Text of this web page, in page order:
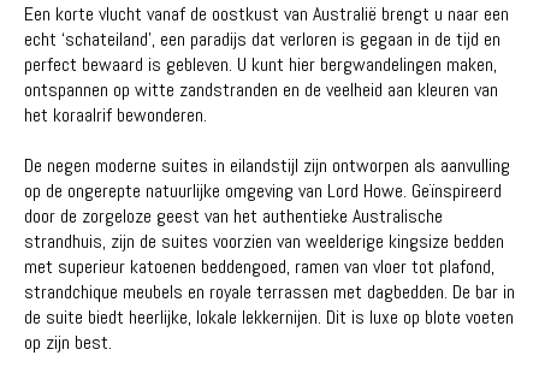
Een korte vlucht vanaf de oostkust van Australië brengt u naar een
echt ‘schateiland’, een paradijs dat verloren is gegaan in de tijd en
perfect bewaard is gebleven. U kunt hier bergwandelingen maken,
ontspannen op witte zandstranden en de veelheid aan kleuren van
het koraalrif bewonderen.
De negen moderne suites in eilandstijl zijn ontworpen als aanvulling
op de ongerepte natuurlijke omgeving van Lord Howe. Geïnspireerd
door de zorgeloze geest van het authentieke Australische
strandhuis, zijn de suites voorzien van weelderige kingsize bedden
met superieur katoenen beddengoed, ramen van vloer tot plafond,
strandchique meubels en royale terrassen met dagbedden. De bar in
de suite biedt heerlijke, lokale lekkernijen. Dit is luxe op blote voeten
op zijn best.